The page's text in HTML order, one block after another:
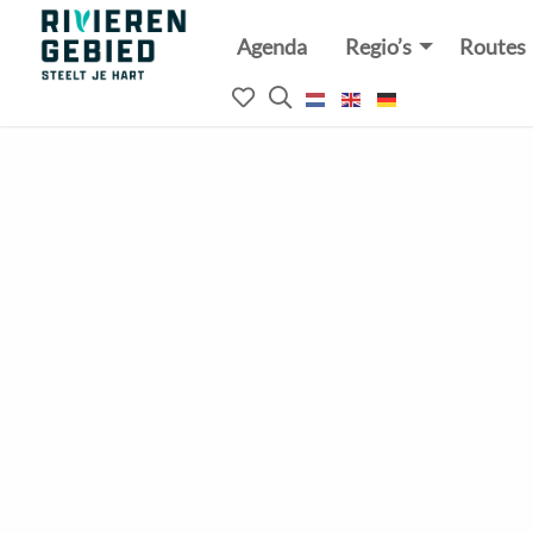
Rivierenland
website
Agenda Regio’s Routes
Mijn Open
het